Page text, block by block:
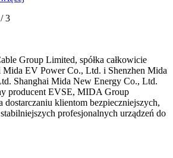
3
Group Limited, spółka całkowicie
Mida EV Power Co., Ltd. i Shenzhen Mida
Shanghai Mida New Energy Co., Ltd.
producent EVSE, MIDA Group
dostarczaniu klientom bezpieczniejszych,
profesjonalnych urządzeń do